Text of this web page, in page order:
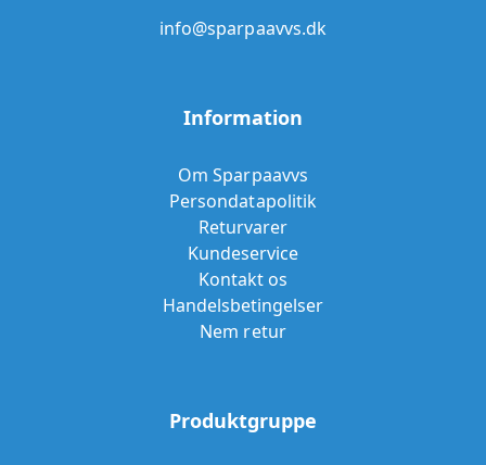
info@sparpaavvs.dk
Information
Om Sparpaavvs
Persondatapolitik
Returvarer
Kundeservice
Kontakt os
Handelsbetingelser
Nem retur
Produktgruppe